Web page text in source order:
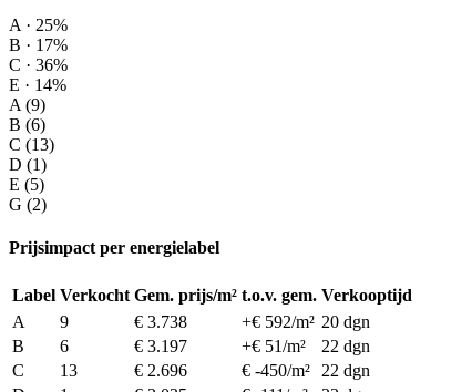
A · 25%
B · 17%
C · 36%
E · 14%
A (9)
B (6)
C (13)
D (1)
E (5)
G (2)
Prijsimpact per energielabel
Label Verkocht Gem. prijs/m² t.o.v. gem. Verkooptijd
A
9 € 3.738 +€ 592/m² 20 dgn
B
6 € 3.197 +€ 51/m²
22 dgn
C
13 € 2.696 € -450/m²
22 dgn